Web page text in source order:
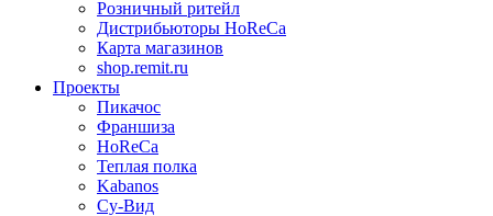
Розничный ритейл
Дистрибьюторы HoReCa
Карта магазинов
shop.remit.ru
Проекты
Пикачос
Франшиза
HoReCa
Теплая полка
Kabanos
Су-Вид